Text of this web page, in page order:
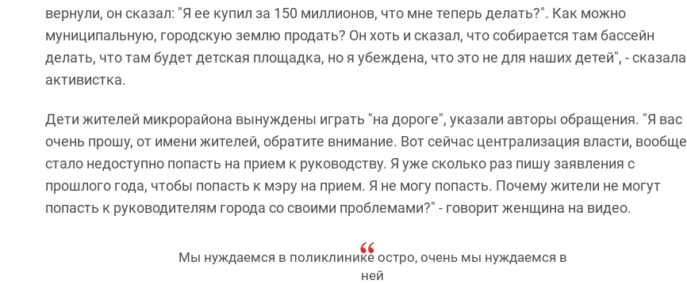
вернули, он сказал: "Я ее купил за 150 миллионов, что мне теперь делать?". Как можно
муниципальную, городскую землю продать? Он хоть и сказал, что собирается там бассейн
делать, что там будет детская площадка, но я убеждена, что это не для наших детей", - сказала
активистка.
Дети жителей микрорайона вынуждены играть "на дороге", указали авторы обращения. "Я вас
очень прошу, от имени жителей, обратите внимание. Вот сейчас централизация власти, вообще
стало недоступно попасть на прием к руководству. Я уже сколько раз пишу заявления с
прошлого года, чтобы попасть к мэру на прием. Я не могу попасть. Почему жители не могут
попасть к руководителям города со своими проблемами?" - говорит женщина на видео.
Мы нуждаемся в поликлинике остро, очень мы нуждаемся в
ней